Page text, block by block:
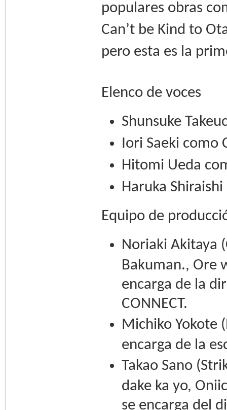
populares obras
Can’t be Kind to
pero esta es la
Elenco de voces
Shunsuke
Iori Saeki como
Hitomi Ueda
Haruka
Equipo de
Noriaki Akitaya
Bakuman., Ore
encarga de la
CONNECT.
Michiko Yokote
encarga de la
Takao Sano
dake ka yo,
se encarga del